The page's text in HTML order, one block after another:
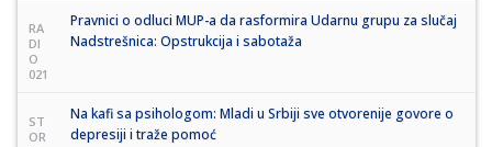
RA
DI
O
021
Pravnici o odluci MUP-a da rasformira Udarnu grupu za slučaj
Nadstrešnica: Opstrukcija i sabotaža
ST
OR
Na kafi sa psihologom: Mladi u Srbiji sve otvorenije govore o
depresiji i traže pomoć